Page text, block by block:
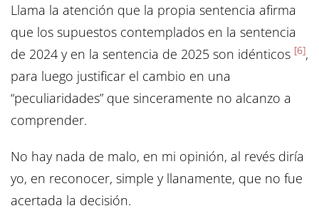
Llama la atención que la propia sentencia afirma
que los supuestos contemplados en la sentencia
de 2024 y en la sentencia de 2025 son idénticos [6],
para luego justificar el cambio en una
“peculiaridades” que sinceramente no alcanzo a
comprender.
No hay nada de malo, en mi opinión, al revés diría
yo, en reconocer, simple y llanamente, que no fue
acertada la decisión.